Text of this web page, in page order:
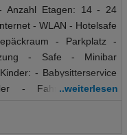
Anzahl Etagen: 14 - 24
- WLAN - Hotelsafe
- Parkplatz -
- Safe - Minibar
- Babysitterservice
- Fahrradverleih -
- MasterCard - Visa -
..weiterlesen